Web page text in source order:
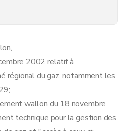
des conditions et informations générales, des procédures et formulaires
des installations
Prescriptions concernant la sécurité des personnes et des biens
des installations du GRD
particulières relatives aux installations faisant fonctionnellement partie du réseau de distribution
2002 relatif à
régional du gaz, notamment les
wallon du 18 novembre
technique pour la gestion des